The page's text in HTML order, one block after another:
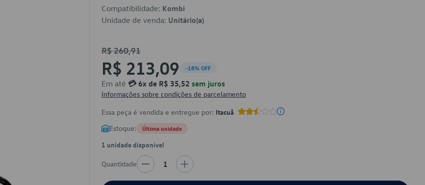
Compatibilidade: Kombi
Unidade de venda: Unitário(a)
R$ 260,91
R$ 213,09 -18% OFF
Em até 💳 6x de R$ 35,52 sem juros
Informações sobre condições de parcelamento
Essa peça é vendida e entregue por: Itacuã
Estoque: Última unidade
1 unidade disponível
Quantidade 1